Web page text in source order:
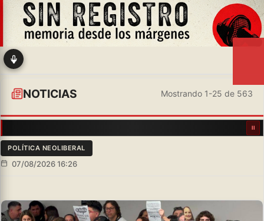
NOTICIAS Mostrando 1-25 de 563
POLÍTICA NEOLIBERAL
07/08/2026 16:26